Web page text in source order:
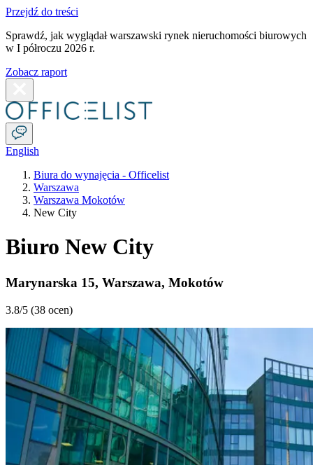
Przejdź do treści
Sprawdź, jak wyglądał warszawski rynek nieruchomości biurowych
w I półroczu 2026 r.
Zobacz raport
English
Biura do wynajęcia - Officelist
Warszawa
Warszawa Mokotów
New City
Biuro New City
Marynarska 15, Warszawa, Mokotów
3.8/5 (38 ocen)